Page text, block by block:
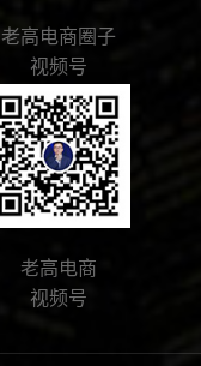
老高电商圈子
视频号
老高电商
视频号